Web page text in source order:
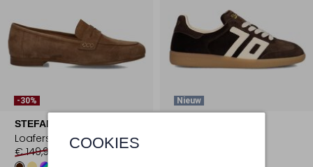
COOKIES
-30%
STEFANO LAURAN
Loafers
€ 149,99
€ 104,99
Nieuw